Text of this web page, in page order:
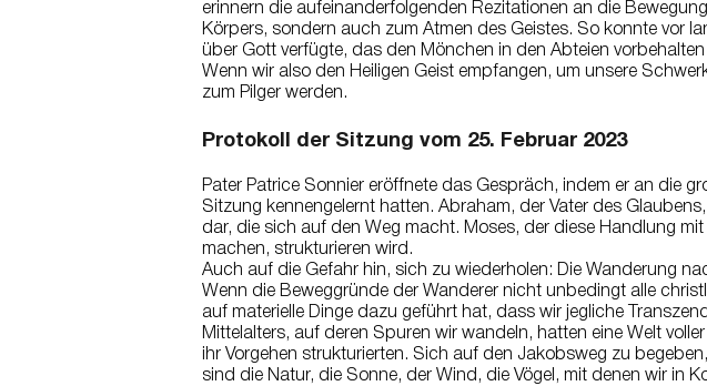
erinnern die aufeinanderfolgenden Rezitationen an die
Körpers, sondern auch zum Atmen des Geistes. So konnte vor
über Gott verfügte, das den Mönchen in den Abteien
Wenn wir also den Heiligen Geist empfangen, um unsere
zum Pilger werden.
Protokoll der Sitzung vom 25. Februar 2023
Pater Patrice Sonnier eröffnete das Gespräch, indem er an die
Sitzung kennengelernt hatten. Abraham, der Vater des
dar, die sich auf den Weg macht. Moses, der diese Handlung
machen, strukturieren wird.
Auch auf die Gefahr hin, sich zu wiederholen: Die Wanderung
Wenn die Beweggründe der Wanderer nicht unbedingt alle
auf materielle Dinge dazu geführt hat, dass wir jegliche
Mittelalters, auf deren Spuren wir wandeln, hatten eine Welt
ihr Vorgehen strukturierten. Sich auf den Jakobsweg zu
sind die Natur, die Sonne, der Wind, die Vögel, mit denen wir in